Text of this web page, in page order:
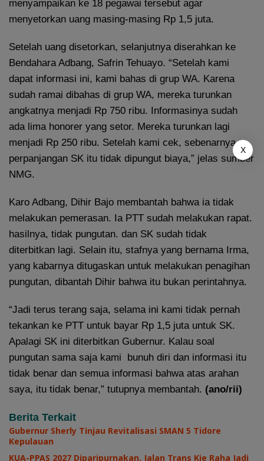
menyampaikan ke 18 pegawai tersebut agar
menyetorkan uang masing-masing Rp 1,5 juta.
Setelah uang disetorkan, selanjutnya diserahkan ke
Bendahara Adbang, Safrin Tehuayo. “Setelah kami
dapat informasi ini, kami bahas di grup WA. Karena
sudah ramai dibahas di grup WA, mereka turunkan
angkatnya menjadi Rp 750 ribu. Informasinya sudah
ada lima honorer yang setor. Mereka turunkan lagi
menjadi Rp 250 ribu. Setelah kami cek, sebenarnya
perpanjangan SK itu tidak dipungut biaya,” jelas sumber
NMG.
Karo Adbang, Dihir Bajo membantah bahwa ia tidak
melakukan pemerasan. Ia PTT sudah melakukan rapat.
hasilnya, tidak pungutan. dan SK sudah tidak
diterbitkan lagi. Selain itu, stafnya yang bernama Irma,
yang kabarnya ditugaskan untuk melakukan penagihan
pungutan, dibantah Dihir bahwa itu bukan perintahnya.
“Jadi terus terang saja, selama ini kami tidak pernah
tekankan ke PTT untuk bayar Rp 1,5 juta untuk SK.
Apalagi SK ini diterbitkan Gubernur. Kalau soal
pungutan sama saja kami bunuh diri dan informasi itu
tidak benar dan semua informasi bahwa atas arahan
saya, itu tidak benar,” tutupnya membantah. (ano/rii)
Berita Terkait
Gubernur Sherly Tinjau Revitalisasi SMAN 5 Tidore
Kepulauan
KUA-PPAS 2027 Diparipurnakan, Jalan Trans Kie Raha Jadi
X